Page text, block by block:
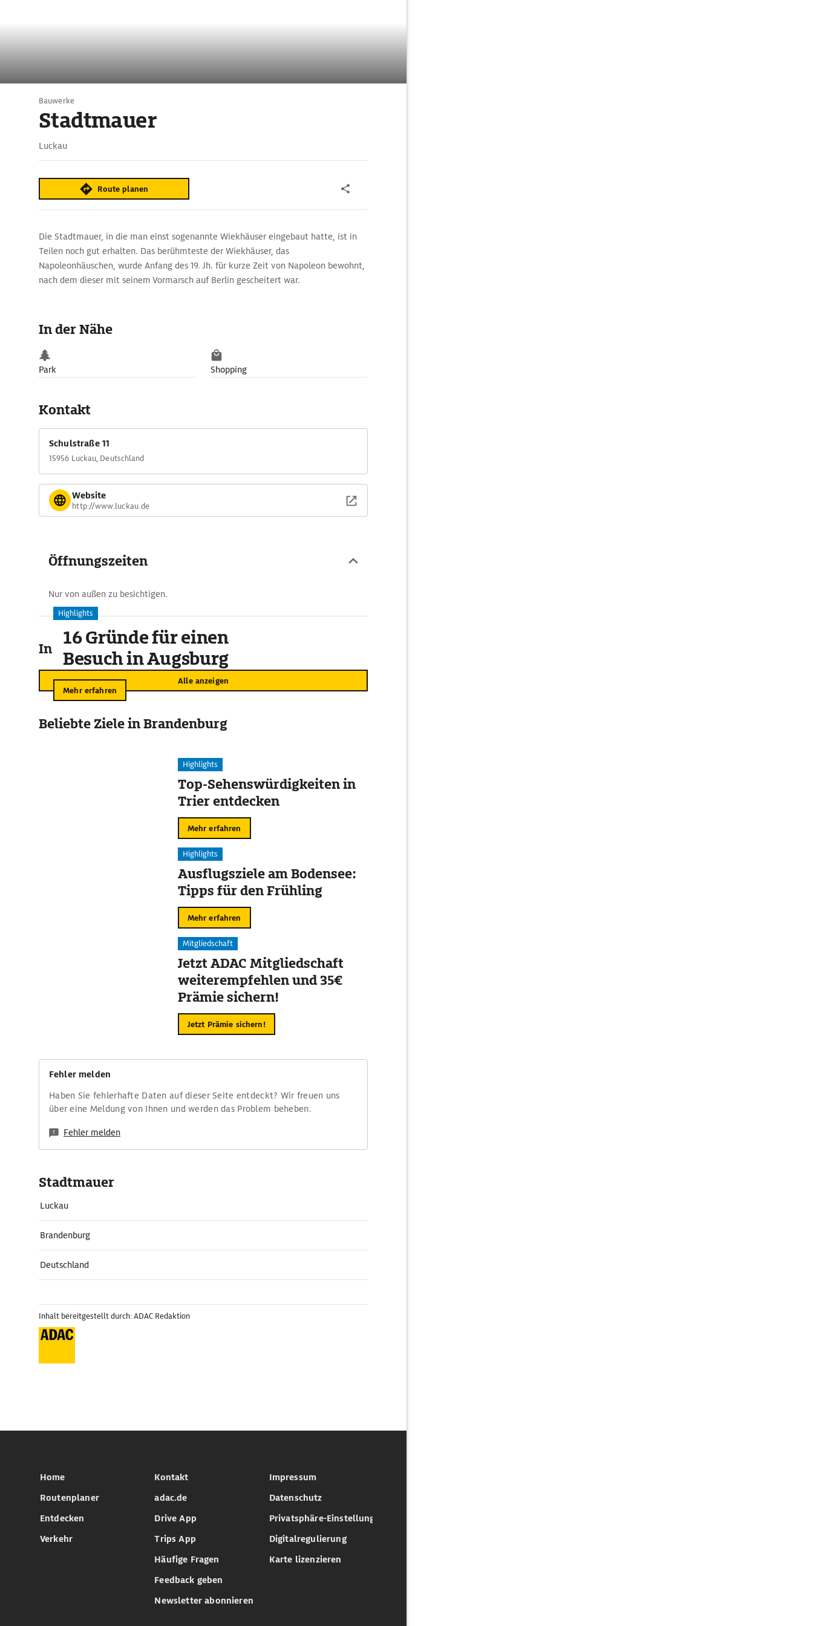
Bauwerke
Stadtmauer
Luckau
Route planen
Die Stadtmauer, in die man einst sogenannte Wiekhäuser eingebaut hatte, ist in
Teilen noch gut erhalten. Das berühmteste der Wiekhäuser, das
Napoleonhäuschen, wurde Anfang des 19. Jh. für kurze Zeit von Napoleon bewohnt,
nach dem dieser mit seinem Vormarsch auf Berlin gescheitert war.
In der Nähe
Park Shopping
Kontakt
Schulstraße 11
15956 Luckau, Deutschland
Website
http://www.luckau.de
Öffnungszeiten
Nur von außen zu besichtigen.
In der Umgebung
Alle anzeigen
Highlights
16 Gründe für einen
Besuch in Augsburg
Mehr erfahren
Beliebte Ziele in Brandenburg
Highlights
Top-Sehenswürdigkeiten in
Trier entdecken
Mehr erfahren
Highlights
Ausflugsziele am Bodensee:
Tipps für den Frühling
Mehr erfahren
Mitgliedschaft
Jetzt ADAC Mitgliedschaft
weiterempfehlen und 35€
Prämie sichern!
Jetzt Prämie sichern!
Fehler melden
Haben Sie fehlerhafte Daten auf dieser Seite entdeckt? Wir freuen uns
über eine Meldung von Ihnen und werden das Problem beheben.
Fehler melden
Stadtmauer
Luckau
Brandenburg
Deutschland
Inhalt bereitgestellt durch: ADAC Redaktion
Home
Routenplaner
Entdecken
Verkehr
Kontakt
adac.de
Drive App
Trips App
Häufige Fragen
Feedback geben
Newsletter abonnieren
Impressum
Datenschutz
Privatsphäre-Einstellungen
Digitalregulierung
Karte lizenzieren